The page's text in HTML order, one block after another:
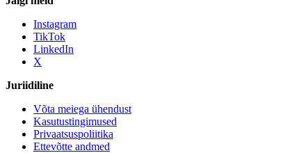
Instagram
TikTok
LinkedIn
X
Juriidiline
Võta meiega ühendust
Kasutustingimused
Privaatsuspoliitika
Ettevõtte andmed